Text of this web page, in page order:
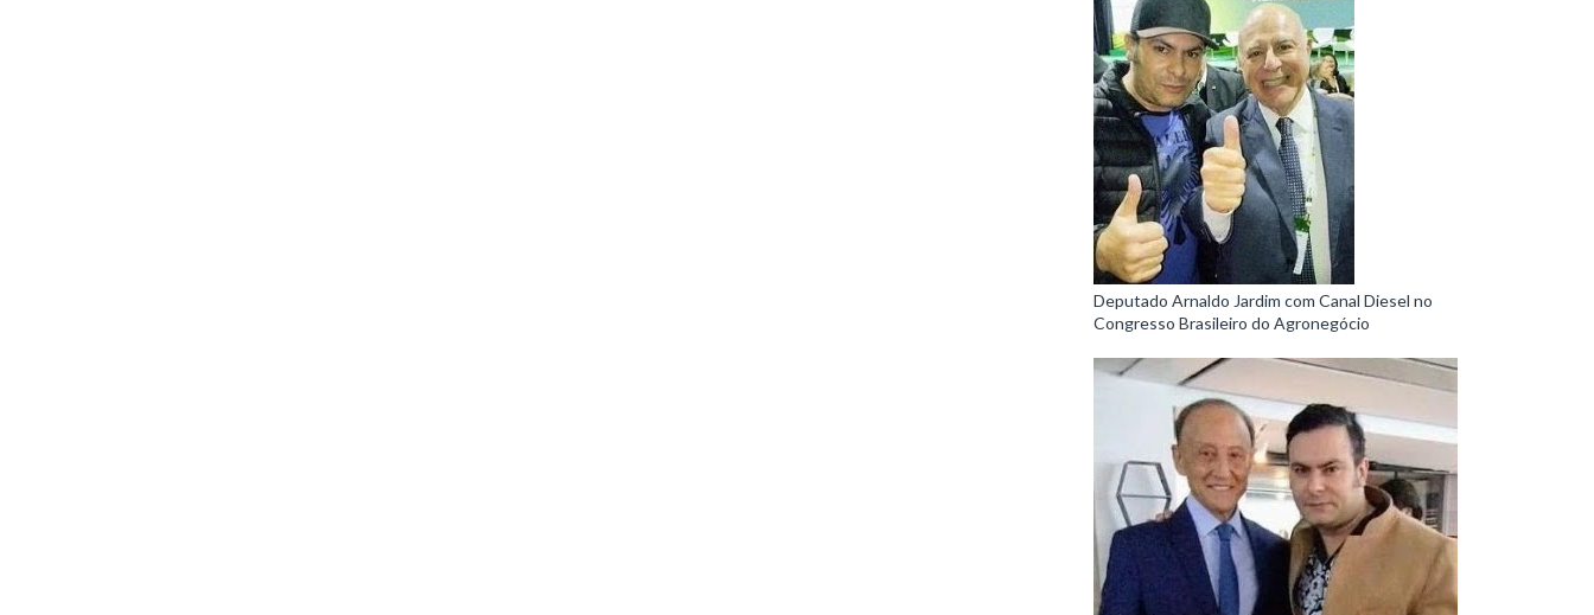
Deputado Arnaldo Jardim com Canal Diesel no
Congresso Brasileiro do Agronegócio